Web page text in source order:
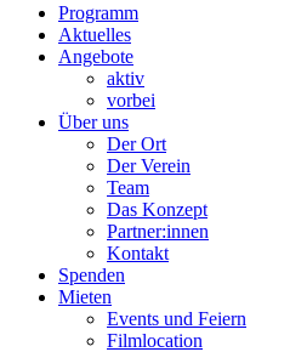
Programm
Aktuelles
Angebote
aktiv
vorbei
Über uns
Der Ort
Der Verein
Team
Das Konzept
Partner:innen
Kontakt
Spenden
Mieten
Events und Feiern
Filmlocation